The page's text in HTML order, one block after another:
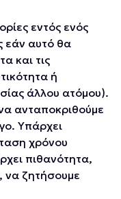
εντός ενός
εάν αυτό θα
και τις
ή
άλλου ατόμου).
ανταποκριθούμε
Υπάρχει
χρόνου
πιθανότητα,
να ζητήσουμε